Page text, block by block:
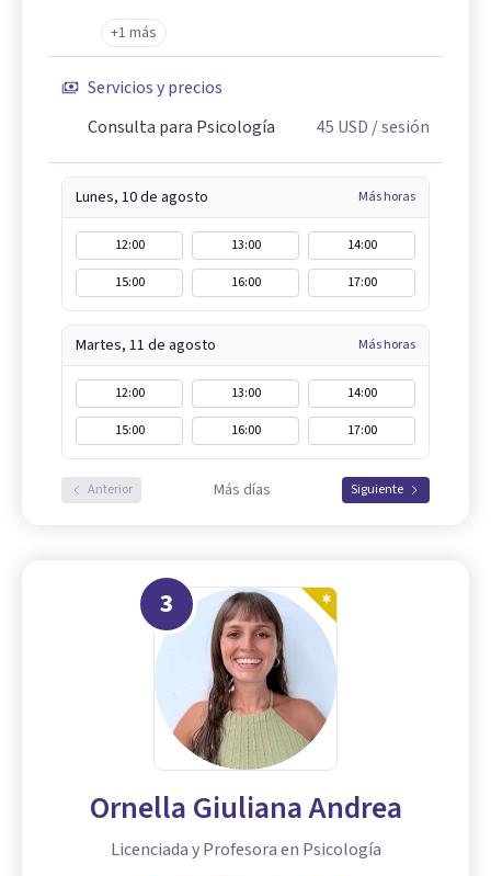
+1 más
Servicios y precios
Consulta para Psicología
45 USD/ sesión
Lunes, 10 de agosto Más horas
12:00 13:00
14:00
15:00
16:00 17:00
Martes, 11 de agosto Más horas
12:00 13:00
14:00
15:00
16:00 17:00
Anterior Más días Siguiente
3
Ornella Giuliana Andrea
Licenciada y Profesora en Psicología